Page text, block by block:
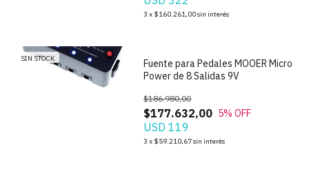
3 x $160.261,00sin interés
SIN STOCK
Fuente para Pedales MOOER Micro
Power de 8 Salidas 9V
$177.632,00
$186.980,00
5% OFF
USD 119
3 x $59.210,67sin interés